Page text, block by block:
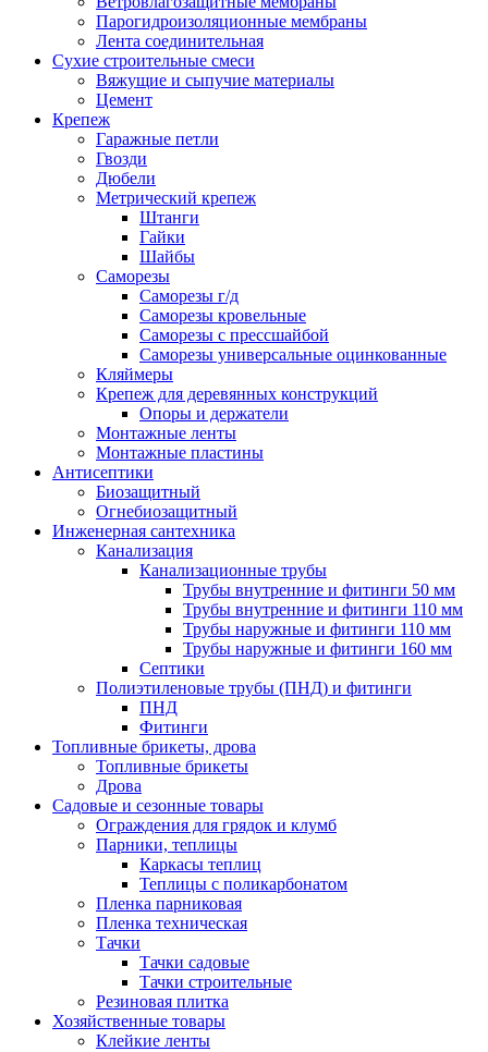
Парогидроизоляционные мембраны
Лента соединительная
Сухие строительные смеси
Вяжущие и сыпучие материалы
Цемент
Крепеж
Гаражные петли
Гвозди
Дюбели
Метрический крепеж
Штанги
Гайки
Шайбы
Саморезы
Саморезы г/д
Саморезы кровельные
Саморезы с прессшайбой
Саморезы универсальные оцинкованные
Кляймеры
Крепеж для деревянных конструкций
Опоры и держатели
Монтажные ленты
Монтажные пластины
Антисептики
Биозащитный
Огнебиозащитный
Инженерная сантехника
Канализация
Канализационные трубы
Трубы внутренние и фитинги 50 мм
Трубы внутренние и фитинги 110 мм
Трубы наружные и фитинги 110 мм
Трубы наружные и фитинги 160 мм
Септики
Полиэтиленовые трубы (ПНД) и фитинги
ПНД
Фитинги
Топливные брикеты, дрова
Топливные брикеты
Дрова
Садовые и сезонные товары
Ограждения для грядок и клумб
Парники, теплицы
Каркасы теплиц
Теплицы с поликарбонатом
Пленка парниковая
Пленка техническая
Тачки
Тачки садовые
Тачки строительные
Резиновая плитка
Хозяйственные товары
Клейкие ленты